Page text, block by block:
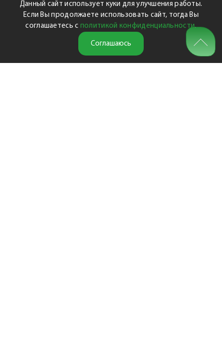
Данный сайт использует куки для улучшения работы.
Если Вы продолжаете использовать сайт, тогда Вы
соглашаетесь с политикой конфиденциальности.
Соглашаюсь